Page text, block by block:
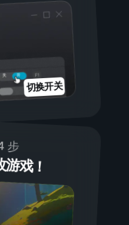
开
关
切换开关
步
戏！